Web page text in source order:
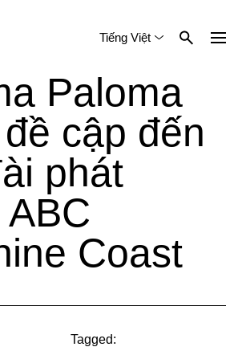
Tiếng Việt
Paloma
cập đến
phát
Coast
Tagged: